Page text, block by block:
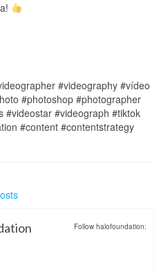
#videography #vídeo
#photoshop #photographer
#videostar #videograph #tiktok
#content #contentstrategy
Follow halofoundation: